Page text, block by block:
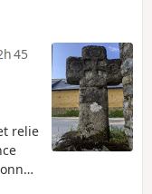
45
relie